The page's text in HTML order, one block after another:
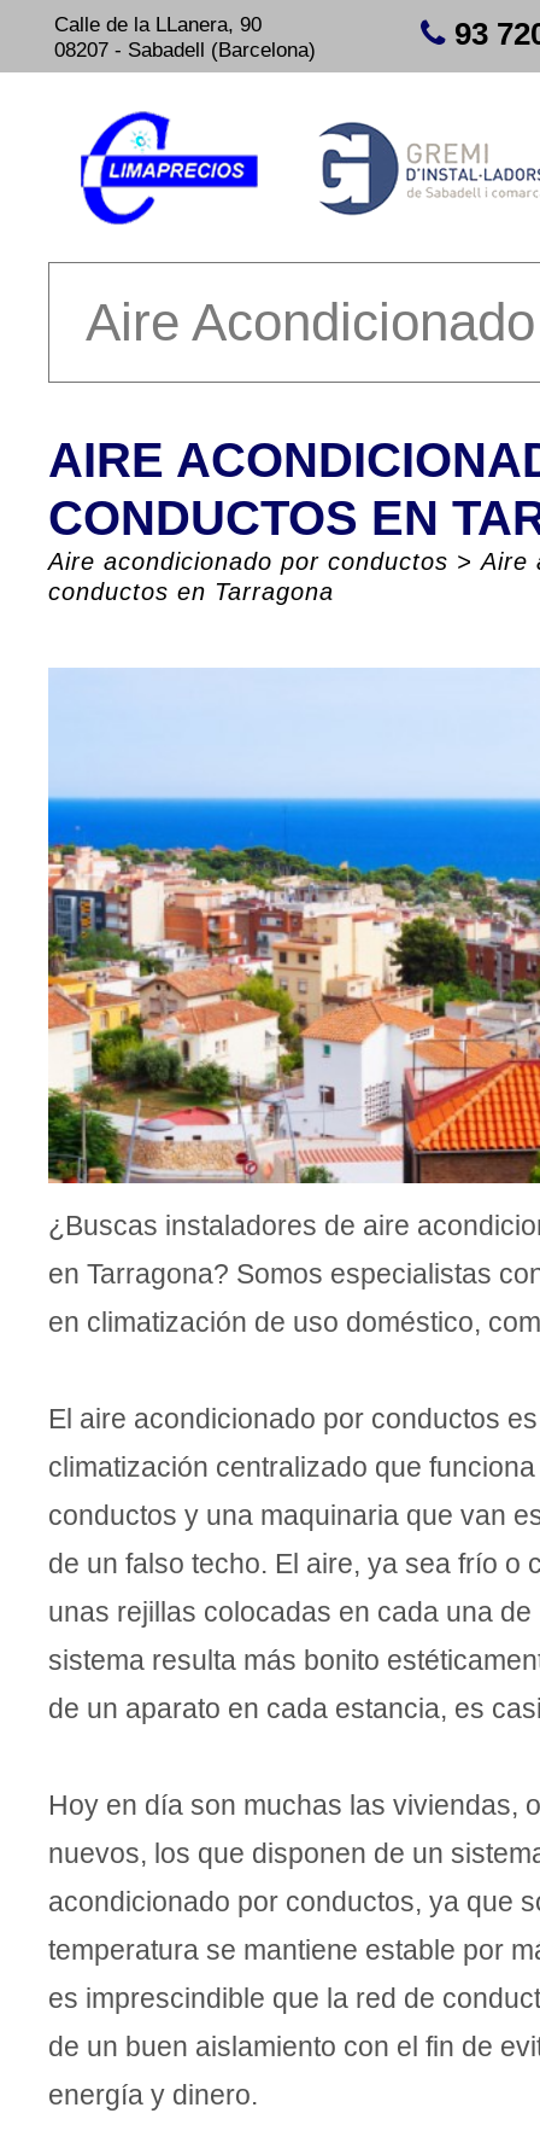
Calle de la LLanera, 90
08207 - Sabadell (Barcelona)
93
AIRE
CONDUCTOS EN
Aire acondicionado por conductos >Aire
conductos en Tarragona
¿Buscas instaladores de aire
en Tarragona? Somos especialistas
en climatización de uso doméstico,
El aire acondicionado por conductos
climatización centralizado que
conductos y una maquinaria que van
de un falso techo. El aire, ya sea frío o
unas rejillas colocadas en cada una
sistema resulta más bonito
de un aparato en cada estancia, es
Hoy en día son muchas las viviendas,
nuevos, los que disponen de un
acondicionado por conductos, ya que
temperatura se mantiene estable por
es imprescindible que la red de
de un buen aislamiento con el fin de
energía y dinero.